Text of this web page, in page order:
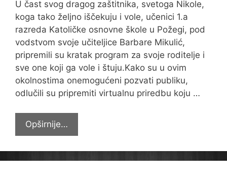
U čast svog dragog zaštitnika, svetoga Nikole,
koga tako željno iščekuju i vole, učenici 1.a
razreda Katoličke osnovne škole u Požegi, pod
vodstvom svoje učiteljice Barbare Mikulić,
pripremili su kratak program za svoje roditelje i
sve one koji ga vole i štuju.Kako su u ovim
okolnostima onemogućeni pozvati publiku,
odlučili su pripremiti virtualnu priredbu koju …
Opširnije…
pozdravili
sv.
Nikolu